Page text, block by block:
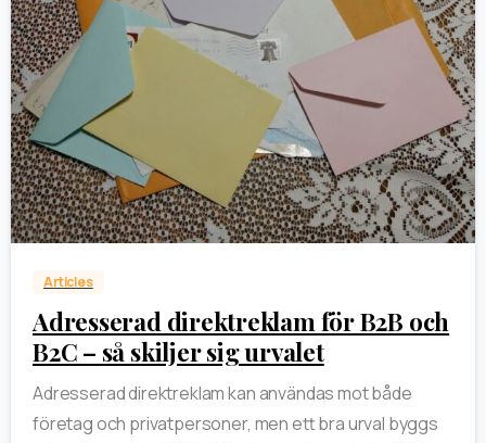
0
Articles
Adresserad direktreklam för B2B och
B2C – så skiljer sig urvalet
Adresserad direktreklam kan användas mot både
företag och privatpersoner, men ett bra urval byggs